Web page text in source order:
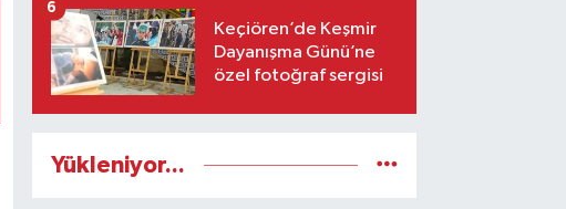
Keçiören’de Keşmir
Dayanışma Günü’ne
özel fotoğraf sergisi
6
Yükleniyor...